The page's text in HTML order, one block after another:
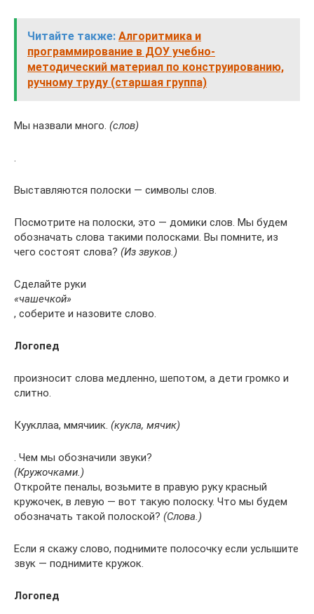
Читайте также: Алгоритмика и
программирование в ДОУ учебно-
методический материал по конструированию,
ручному труду (старшая группа)
Мы назвали много. (слов)
.
Выставляются полоски — символы слов.
Посмотрите на полоски, это — домики слов. Мы будем
обозначать слова такими полосками. Вы помните, из
чего состоят слова? (Из звуков.)
Сделайте руки
«чашечкой»
, соберите и назовите слово.
Логопед
произносит слова медленно, шепотом, а дети громко и
слитно.
Куукллаа, ммячиик. (кукла, мячик)
. Чем мы обозначили звуки?
(Кружочками.)
Откройте пеналы, возьмите в правую руку красный
кружочек, в левую — вот такую полоску. Что мы будем
обозначать такой полоской? (Слова.)
Если я скажу слово, поднимите полосочку если услышите
звук — поднимите кружок.
Логопед